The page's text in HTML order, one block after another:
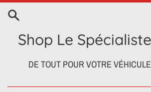
Passer
contenuShop Le
DE TOUT POUR VOTRE